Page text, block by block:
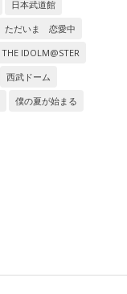
日本武道館
ただいま 恋愛中
THE IDOLM@STER
西武ドーム
僕の夏が始まる